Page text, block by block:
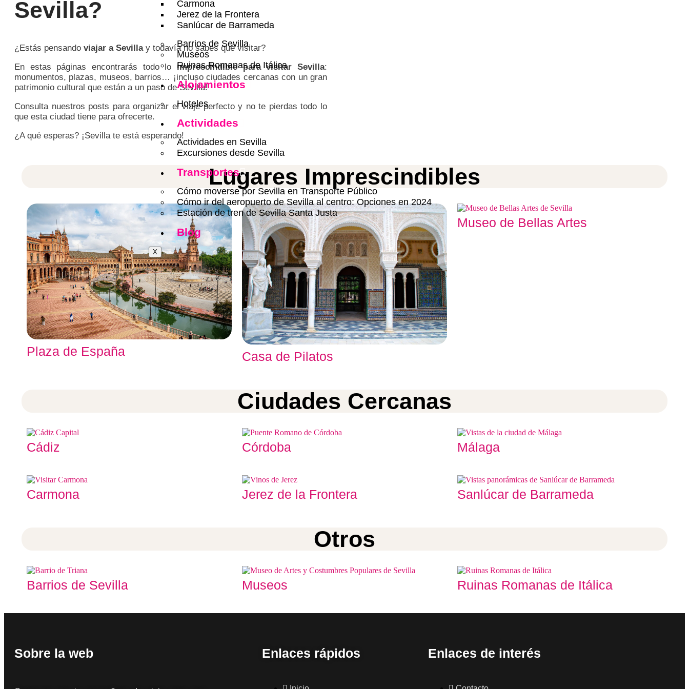
Carmona
Jerez de la Frontera
Sanlúcar de Barrameda
Barrios de Sevilla
Museos
Ruinas Romanas de Itálica
Alojamientos
Hoteles
Actividades
Actividades en Sevilla
Excursiones desde Sevilla
Transportes
Cómo moverse por Sevilla en Transporte Público
Cómo ir del aeropuerto de Sevilla al centro: Opciones en 2024
Estación de tren de Sevilla Santa Justa
Blog
X
Sevilla?
¿Estás pensando viajar a Sevillay todavía no sabes qué visitar?
En estas páginas encontrarás todo lo imprescindible para visitar Sevilla:
monumentos, plazas, museos, barrios… ¡incluso ciudades cercanas con un gran
patrimonio cultural que están a un paso de Sevilla!
Consulta nuestros posts para organizar el viaje perfecto y no te pierdas todo lo
que esta ciudad tiene para ofrecerte.
¿A qué esperas? ¡Sevilla te está esperando!
Lugares Imprescindibles
Plaza de España Casa de Pilatos
Museo de Bellas Artes
Ciudades Cercanas
Cádiz Córdoba Málaga
Carmona Jerez de la Frontera Sanlúcar de Barrameda
Otros
Barrios de Sevilla Museos Ruinas Romanas de Itálica
Sobre la web Enlaces rápidos Enlaces de interés